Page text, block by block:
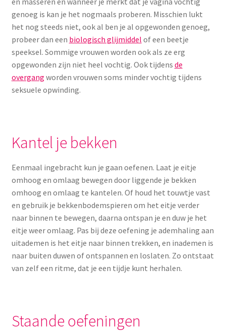
genoeg is kan je het nogmaals proberen. Misschien lukt
het nog steeds niet, ook al ben je al opgewonden genoeg,
probeer dan een biologisch glijmiddel of een beetje
speeksel. Sommige vrouwen worden ook als ze erg
opgewonden zijn niet heel vochtig. Ook tijdens de
overgang worden vrouwen soms minder vochtig tijdens
seksuele opwinding.
Kantel je bekken
Eenmaal ingebracht kun je gaan oefenen. Laat je eitje
omhoog en omlaag bewegen door liggende je bekken
omhoog en omlaag te kantelen. Of houd het touwtje vast
en gebruik je bekkenbodemspieren om het eitje verder
naar binnen te bewegen, daarna ontspan je en duw je het
eitje weer omlaag. Pas bij deze oefening je ademhaling aan
uitademen is het eitje naar binnen trekken, en inademen is
naar buiten duwen of ontspannen en loslaten. Zo ontstaat
van zelf een ritme, dat je een tijdje kunt herhalen.
Staande oefeningen